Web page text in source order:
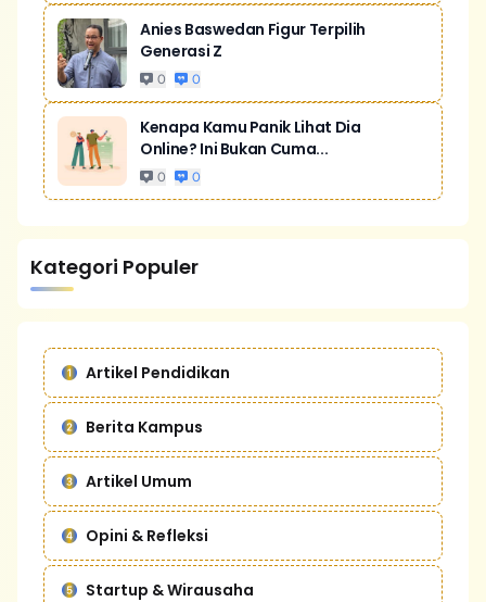
Anies Baswedan Figur Terpilih
Generasi Z
0 0
Kenapa Kamu Panik Lihat Dia
Online? Ini Bukan Cuma...
0 0
Kategori Populer
Artikel Pendidikan
Berita Kampus
Artikel Umum
Opini & Refleksi
Startup & Wirausaha